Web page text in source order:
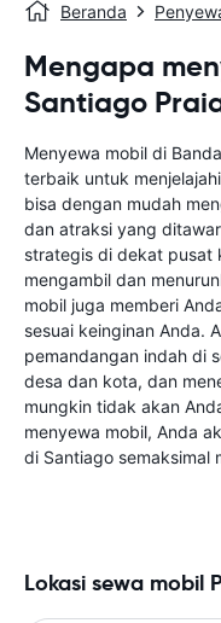
Beranda
Mengapa
Santiago
Menyewa mobil di
terbaik untuk
bisa dengan mudah
dan atraksi yang
strategis di dekat pusat
mengambil dan
mobil juga memberi
sesuai keinginan Anda.
pemandangan indah di
desa dan kota, dan
mungkin tidak akan
menyewa mobil, Anda
di Santiago semaksimal
Lokasi sewa mobil